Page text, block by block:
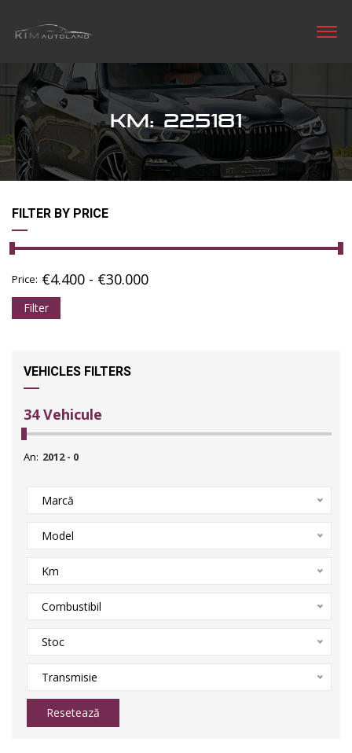
KM: 225181
FILTER BY PRICE
Price: €4.400 - €30.000
Filter
VEHICLES FILTERS
34 Vehicule
An:
Marcă
Model
Km
Combustibil
Stoc
Transmisie
Resetează